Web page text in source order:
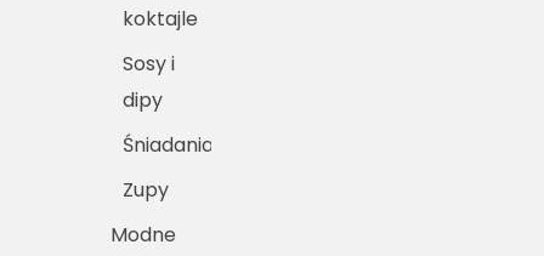
koktajle
Sosy i
dipy
Śniadania
Zupy
Modne